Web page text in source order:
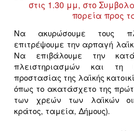
ΒΌΡΕΙΑ
ΑΣΊΑ /
Nα ακυρώσουμε τους
επιτρέψουμε την αρπαγή
Nα επιβάλουμε την
πλειστηριασμών και τη
προστασίας της λαϊκής
όπως το ακατάσχετο της
των χρεών των λαϊκών
κράτος, ταμεία, Δήμους).